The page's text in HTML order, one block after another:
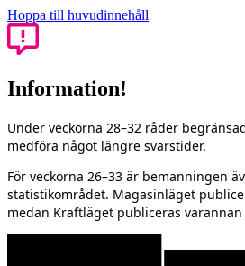
Hoppa till huvudinnehåll
Information!
Under veckorna 28–32 råder
medföra något längre svarstider.
För veckorna 26–33 är bemanningen
statistikområdet. Magasinläget
medan Kraftläget publiceras varannan